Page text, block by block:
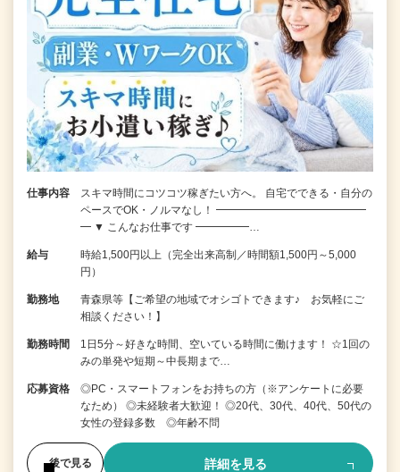
仕事内容
スキマ時間にコツコツ稼ぎたい方へ。 自宅でできる・自分の
ペースでOK・ノルマなし！ ━━━━━━━━━━━━━━
━ ▼ こんなお仕事です ━━━━━…
給与
時給1,500円以上（完全出来高制／時間額1,500円～5,000
円）
勤務地
青森県等【ご希望の地域でオシゴトできます♪ お気軽にご
相談ください！】
勤務時間
1日5分～好きな時間、空いている時間に働けます！ ☆1回の
みの単発や短期～中長期まで…
応募資格
◎PC・スマートフォンをお持ちの方（※アンケートに必要
なため） ◎未経験者大歓迎！ ◎20代、30代、40代、50代の
女性の登録多数 ◎年齢不問
後で見る 詳細を見る